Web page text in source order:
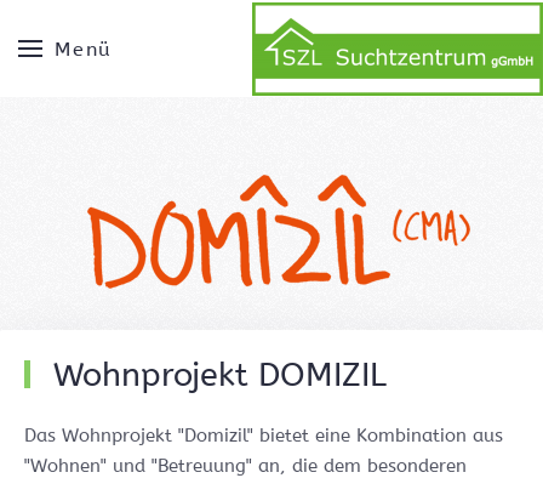
Menü
Wohnprojekt DOMIZIL
Das Wohnprojekt "Domizil" bietet eine Kombination aus
"Wohnen" und "Betreuung" an, die dem besonderen